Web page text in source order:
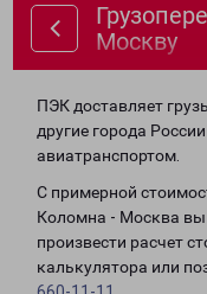
Москву
ПЭК доставляет
другие города
авиатранспортом.
С примерной
Коломна - Москва вы
произвести расчет
калькулятора или